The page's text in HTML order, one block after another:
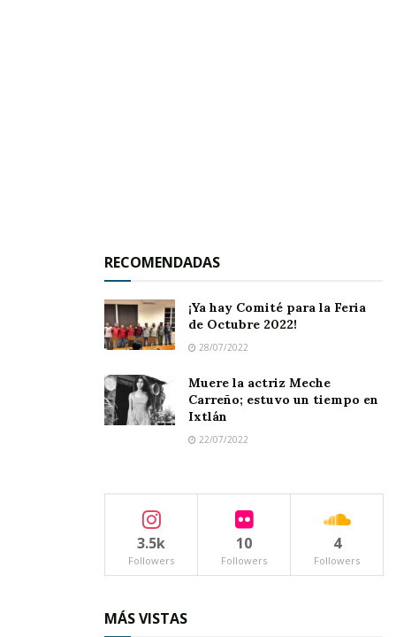
señalada. Felicitaciones por su buena actuación.
RECOMENDADAS
¡Ya hay Comité para la Feria
de Octubre 2022!
28/07/2022
Muere la actriz Meche
Carreño; estuvo un tiempo en
Ixtlán
22/07/2022
3.5k
Followers
10
Followers
4
Followers
MÁS VISTAS